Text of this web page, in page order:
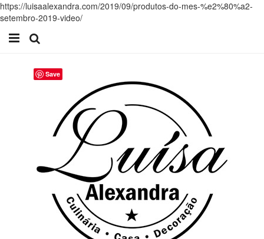
https://luisaalexandra.com/2019/09/produtos-do-mes-%e2%80%a2-
setembro-2019-video/
Save